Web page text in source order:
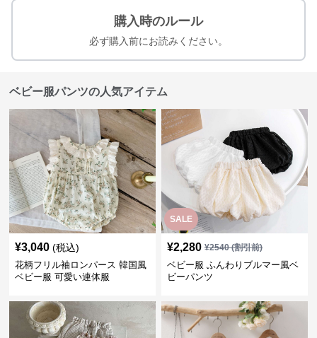
購入時のルール
必ず購入前にお読みください。
ベビー服パンツの人気アイテム
¥3,040 (税込)
花柄フリル袖ロンパース 韓国風
ベビー服 可愛い連体服
SALE
¥2,280 ¥2540(割引前)
ベビー服 ふんわりブルマー風ベ
ビーパンツ